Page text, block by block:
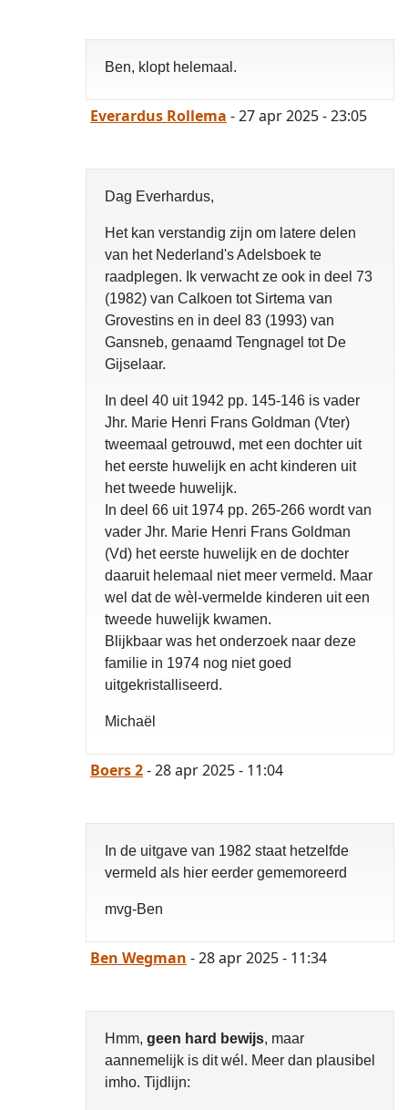
Ben, klopt helemaal.
Everardus Rollema - 27 apr 2025 - 23:05
Dag Everhardus,
Het kan verstandig zijn om latere delen
van het Nederland's Adelsboek te
raadplegen. Ik verwacht ze ook in deel 73
(1982) van Calkoen tot Sirtema van
Grovestins en in deel 83 (1993) van
Gansneb, genaamd Tengnagel tot De
Gijselaar.
In deel 40 uit 1942 pp. 145-146 is vader
Jhr. Marie Henri Frans Goldman (Vter)
tweemaal getrouwd, met een dochter uit
het eerste huwelijk en acht kinderen uit
het tweede huwelijk.
In deel 66 uit 1974 pp. 265-266 wordt van
vader Jhr. Marie Henri Frans Goldman
(Vd) het eerste huwelijk en de dochter
daaruit helemaal niet meer vermeld. Maar
wel dat de wèl-vermelde kinderen uit een
tweede huwelijk kwamen.
Blijkbaar was het onderzoek naar deze
familie in 1974 nog niet goed
uitgekristalliseerd.
Michaël
Boers 2- 28 apr 2025 - 11:04
In de uitgave van 1982 staat hetzelfde
vermeld als hier eerder gememoreerd
mvg-Ben
Ben Wegman - 28 apr 2025 - 11:34
Hmm, geen hard bewijs, maar
aannemelijk is dit wél. Meer dan plausibel
imho. Tijdlijn: